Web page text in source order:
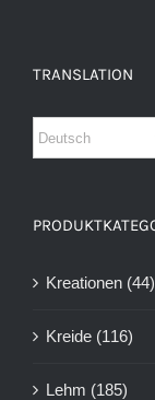
TRANSLATION
Kreationen (44)
Kreide (116)
Lehm (185)